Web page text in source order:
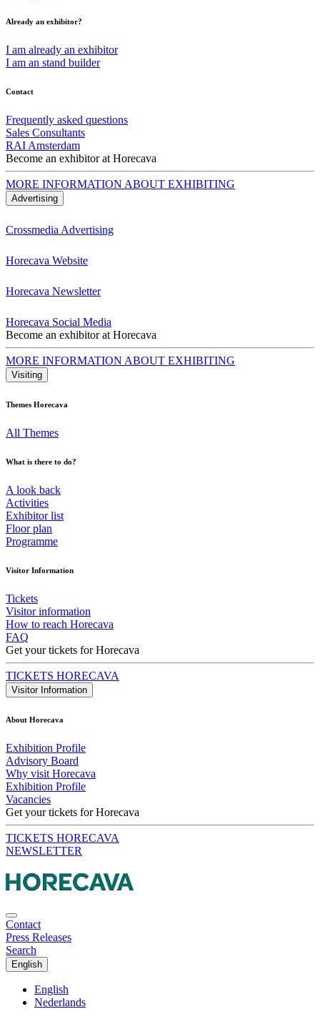
Already an exhibitor?
I am already an exhibitor
I am an stand builder
Contact
Frequently asked questions
Sales Consultants
RAI Amsterdam
Become an exhibitor at Horecava
MORE INFORMATION ABOUT EXHIBITING
Advertising
Crossmedia Advertising
Horecava Website
Horecava Newsletter
Horecava Social Media
Become an exhibitor at Horecava
MORE INFORMATION ABOUT EXHIBITING
Visiting
Themes Horecava
All Themes
What is there to do?
A look back
Activities
Exhibitor list
Floor plan
Programme
Visitor Information
Tickets
Visitor information
How to reach Horecava
FAQ
Get your tickets for Horecava
TICKETS HORECAVA
Visitor Information
About Horecava
Exhibition Profile
Advisory Board
Why visit Horecava
Exhibition Profile
Vacancies
Get your tickets for Horecava
TICKETS HORECAVA
NEWSLETTER
Contact
Press Releases
Search
English
English
Nederlands